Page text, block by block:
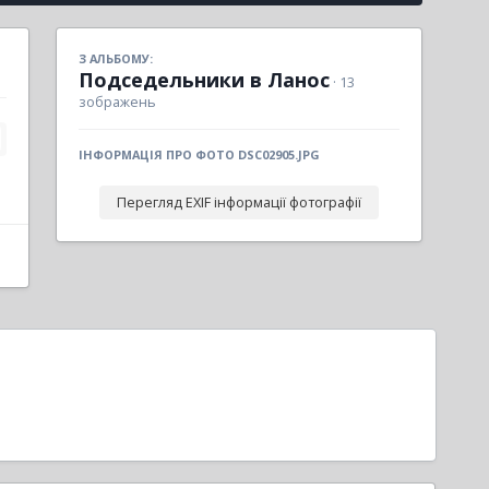
З АЛЬБОМУ:
Подседельники в Ланос · 13
зображень
ІНФОРМАЦІЯ ПРО ФОТО DSC02905.JPG
Перегляд EXIF інформації фотографії